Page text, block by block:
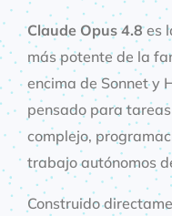
Claude Opus 4.8es
más potente de la
encima de Sonnet y
pensado para
complejo,
trabajo autónomos
Construido